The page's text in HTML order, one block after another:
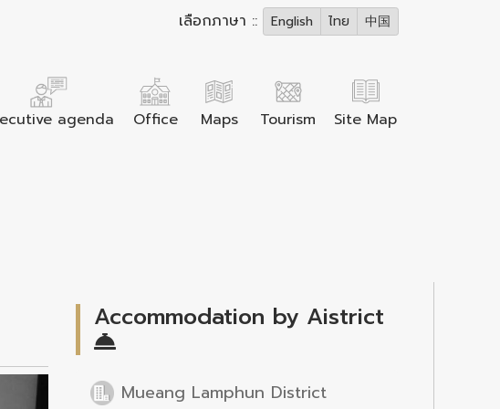
เลือกภาษา :: English ไทย 中国
agenda Office Maps Tourism Site Map
Accommodation by Aistrict
Mueang Lamphun District